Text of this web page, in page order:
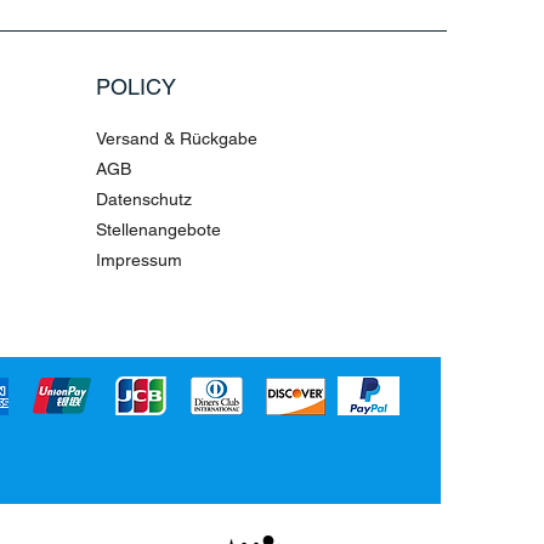
POLICY
Versand & Rückgabe
AGB
Datenschutz
Stellenangebote
Impressum